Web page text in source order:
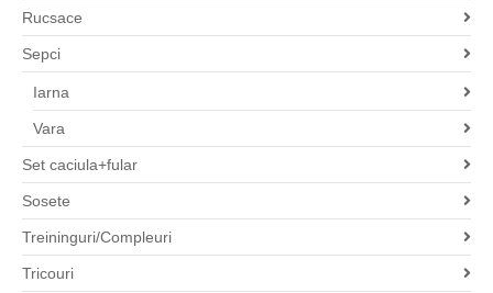
Rucsace
Sepci
Iarna
Vara
Set caciula+fular
Sosete
Treininguri/Compleuri
Tricouri